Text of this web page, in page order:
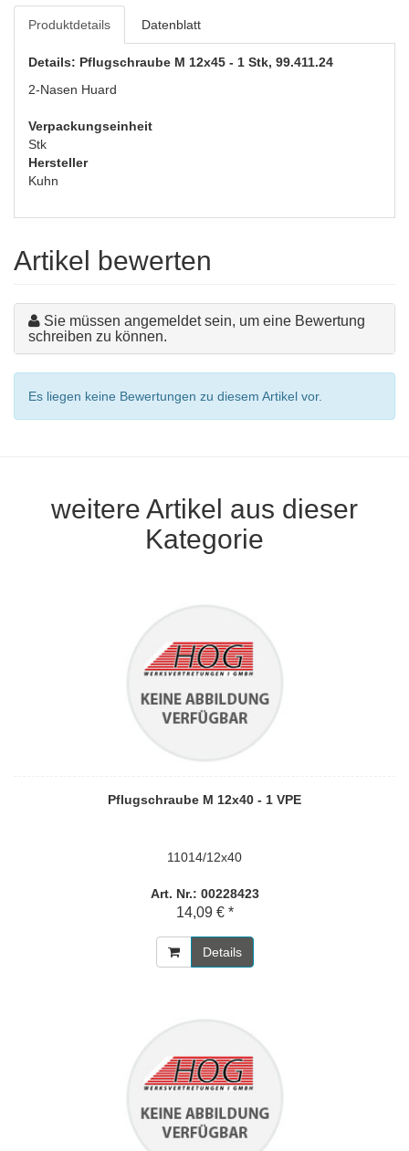
Produktdetails Datenblatt
Details: Pflugschraube M 12x45 - 1 Stk, 99.411.24
2-Nasen Huard
Verpackungseinheit
Stk
Hersteller
Kuhn
Artikel bewerten
Sie müssen angemeldet sein, um eine Bewertung
schreiben zu können.
Es liegen keine Bewertungen zu diesem Artikel vor.
weitere Artikel aus dieser
Kategorie
Pflugschraube M 12x40 - 1 VPE
11014/12x40
Art. Nr.: 00228423
14,09 € *
Details